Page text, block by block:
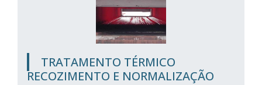
TRATAMENTO TÉRMICO
RECOZIMENTO E NORMALIZAÇÃO